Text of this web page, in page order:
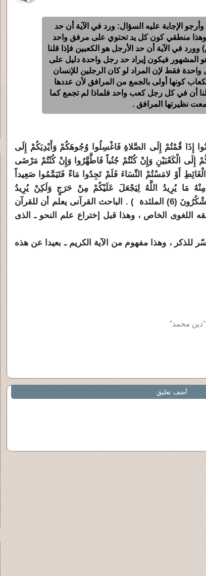
الإجابة عليه السؤال: ورد في الآية أن حد
(وهذا منطقي كون كل يد تحتوي على مرفق واحد
في الآية أن حد الأرجل هو الكعبين فإذا قلنا
المشهور فيكون إيراد حد رجل واحدة دليل على
فقط لإن المراد لو كان الرجلين للإنسان
كونها أولى بالجمع من المرافق لأن عددها
أن في كل رجل كعب واحد فلماذا لم تجمع كما
نظيرتها المرافق .
إِذَا قُمْتُمْ إِلَى الصَّلاةِ فَاغْسِلُوا وُجُوهَكُمْ وَأَيْدِيَكُمْ إِلَى
إِلَى الْكَعْبَيْنِ وَإِنْ كُنْتُمْ جُنُباً فَاطَّهَّرُوا وَإِنْ كُنْتُمْ مَرْضَى
أَوْ لامَسْتُمْ النِّسَاءَ فَلَمْ تَجِدُوا مَاءً فَتَيَمَّمُوا صَعِيداً
مَا يُرِيدُ اللَّهُ لِيَجْعَلَ عَلَيْكُمْ مِنْ حَرَجٍ وَلَكِنْ يُرِيدُ
لِيُطَهِّرَكُمْ وَلِيُتِمَّ نِعْمَتَهُ عَلَيْكُمْ لَعَلَّكُمْ تَشْكُرُونَ (6) الملئدة ) . الباحث القرآنى يعلم أن للقرآن
اللغوى الخاص ، وهذا قبل إختراع علم النحو ـ الذى
للذكر ، وهذا مفهوم من الآية الكريم ـ بعيدا عن هذه
"دين محمد"
أضف تعليق